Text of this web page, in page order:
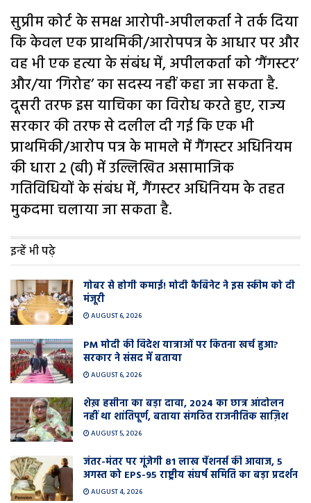
सुप्रीम कोर्ट के समक्ष आरोपी-अपीलकर्ता ने तर्क दिया
कि केवल एक प्राथमिकी/आरोपपत्र के आधार पर और
वह भी एक हत्या के संबंध में, अपीलकर्ता को ‘गैंगस्टर’
और/या ‘गिरोह’ का सदस्य नहीं कहा जा सकता है.
दूसरी तरफ इस याचिका का विरोध करते हुए, राज्य
सरकार की तरफ से दलील दी गई कि एक भी
प्राथमिकी/आरोप पत्र के मामले में गैंगस्टर अधिनियम
की धारा 2 (बी) में उल्लिखित असामाजिक
गतिविधियों के संबंध में, गैंगस्टर अधिनियम के तहत
मुकदमा चलाया जा सकता है.
इन्हें भी पढ़े
गोबर से होगी कमाई! मोदी कैबिनेट ने इस स्कीम को दी
मंजूरी
AUGUST 6, 2026
PM मोदी की विदेश यात्राओं पर कितना खर्च हुआ?
सरकार ने संसद में बताया
AUGUST 6, 2026
शेख़ हसीना का बड़ा दावा, 2024 का छात्र आंदोलन
नहीं था शांतिपूर्ण, बताया संगठित राजनीतिक साज़िश
AUGUST 5, 2026
जंतर-मंतर पर गूंजेगी 81 लाख पेंशनर्स की आवाज, 5
अगस्त को EPS-95 राष्ट्रीय संघर्ष समिति का बड़ा प्रदर्शन
AUGUST 4, 2026